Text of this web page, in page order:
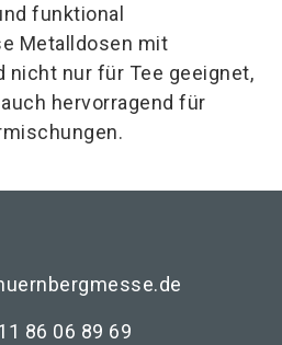
funktional
Metalldosen mit
nicht nur für Tee geeignet,
hervorragend für
86 06 89 69